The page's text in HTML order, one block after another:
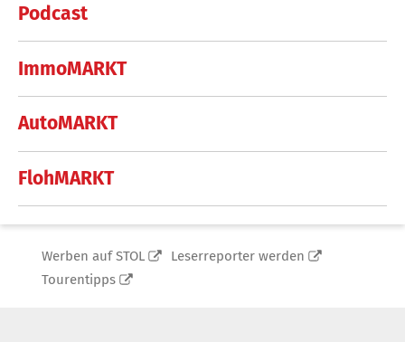
Podcast
ImmoMARKT
AutoMARKT
FlohMARKT
Werben auf STOL
Leserreporter werden
Tourentipps